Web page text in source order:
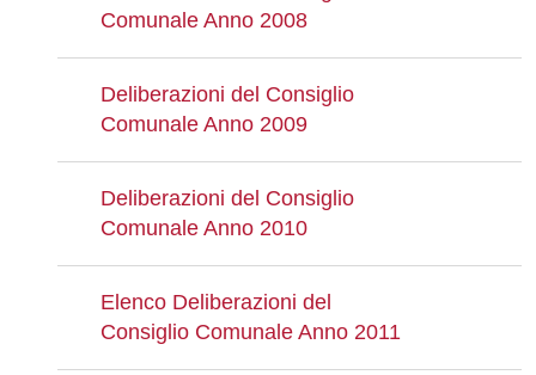
Comunale Anno 2008
Deliberazioni del Consiglio
Comunale Anno 2009
Deliberazioni del Consiglio
Comunale Anno 2010
Elenco Deliberazioni del
Consiglio Comunale Anno 2011